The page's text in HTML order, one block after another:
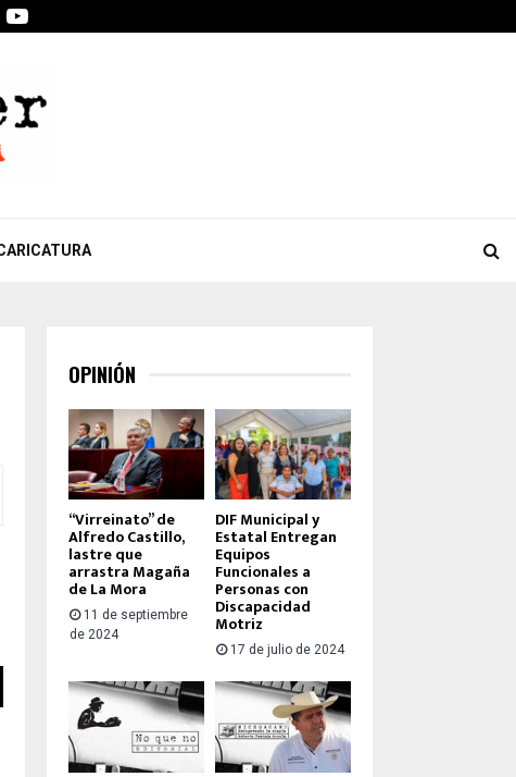
TwitterYoutube
OPINIÓN
“Virreinato” de
Alfredo Castillo,
lastre que
arrastra Magaña
de La Mora
11 de septiembre
de 2024
DIF Municipal y
Estatal Entregan
Equipos
Funcionales a
Personas con
Discapacidad
Motriz
17 de julio de 2024